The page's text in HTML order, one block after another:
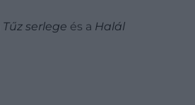
Tűz serlege és a Halál